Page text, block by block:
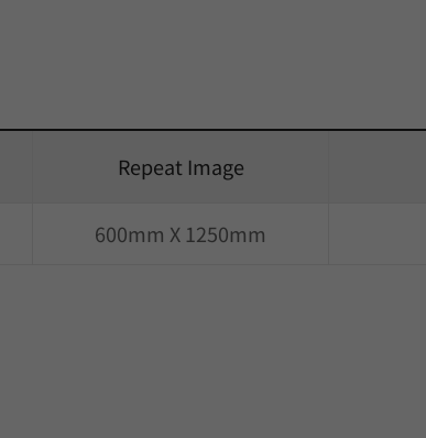
Repeat Image
600mm X 1250mm